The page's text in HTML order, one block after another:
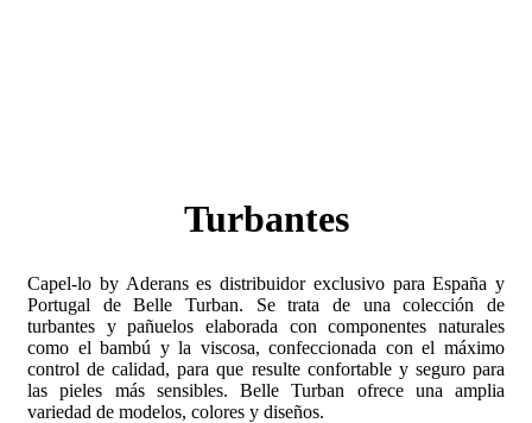
Turbantes
Capel-lo by Aderans es distribuidor exclusivo para España y
Portugal de Belle Turban. Se trata de una colección de
turbantes y pañuelos elaborada con componentes naturales
como el bambú y la viscosa, confeccionada con el máximo
control de calidad, para que resulte confortable y seguro para
las pieles más sensibles. Belle Turban ofrece una amplia
variedad de modelos, colores y diseños.